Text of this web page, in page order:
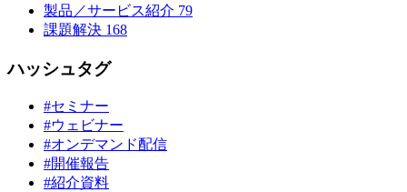
製品／サービス紹介 79
課題解決 168
ハッシュタグ
#セミナー
#ウェビナー
#オンデマンド配信
#開催報告
#紹介資料